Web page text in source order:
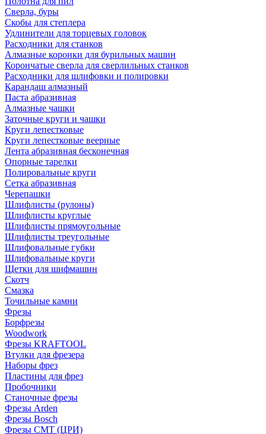
Сверла, буры
Скобы для степлера
Удлинители для торцевых головок
Расходники для станков
Алмазные коронки для бурильных машин
Корончатые сверла для сверлильных станков
Расходники для шлифовки и полировки
Карандаш алмазный
Паста абразивная
Алмазные чашки
Заточные круги и чашки
Круги лепестковые
Круги лепестковые веерные
Лента абразивная бесконечная
Опорные тарелки
Полировальные круги
Сетка абразивная
Черепашки
Шлифлисты (рулоны)
Шлифлисты круглые
Шлифлисты прямоугольные
Шлифлисты треугольные
Шлифовальные губки
Шлифовальные круги
Щетки для шифмашин
Скотч
Смазка
Точильные камни
Фрезы
Борфрезы
Woodwork
Фрезы KRAFTOOL
Втулки для фрезера
Наборы фрез
Пластины для фрез
Пробочники
Станочные фрезы
Фрезы Arden
Фрезы Bosch
Фрезы CMT (ЦРИ)